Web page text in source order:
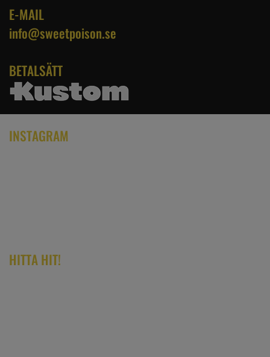
E-MAIL
info@sweetpoison.se
BETALSÄTT
INSTAGRAM
HITTA HIT!